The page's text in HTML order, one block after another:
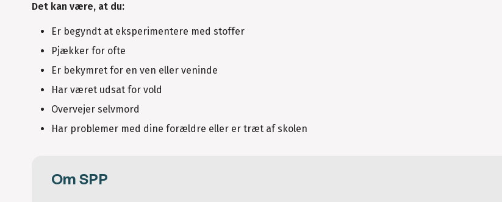
Det kan være, at du:
Er begyndt at eksperimentere med stoffer
Pjækker for ofte
Er bekymret for en ven eller veninde
Har været udsat for vold
Overvejer selvmord
Har problemer med dine forældre eller er træt af skolen
Om SPP